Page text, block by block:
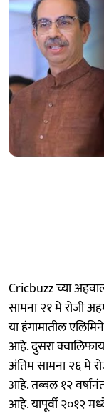
Cricbuzz च्या
सामना २१ मे रोजी
या हंगामातील
आहे. दुसरा
अंतिम सामना २६ मे
आहे. तब्बल १२
आहे. यापूर्वी २०१२